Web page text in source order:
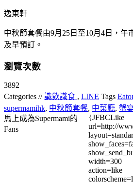
逸東軒
中秋節套餐由9月25日至10月4日，午
及早預訂。
瀏覽次數
3892
Categories //識飲識食 , LINE Tags
supermamihk, 中秋節套餐, 中菜廳, 蟹
馬上成為Supermami的
Fans
{JFBCLike
url=http://
width=300
action=like